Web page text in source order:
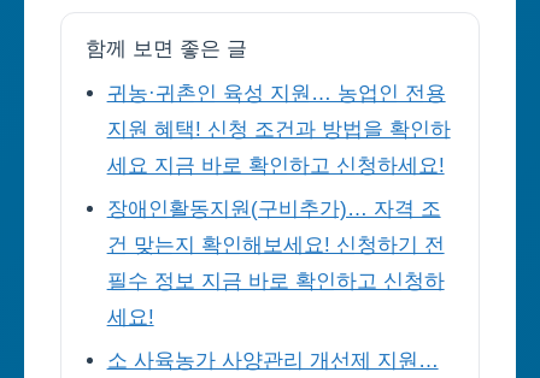
함께 보면 좋은 글
귀농·귀촌인 육성 지원… 농업인 전용
지원 혜택! 신청 조건과 방법을 확인하
세요 지금 바로 확인하고 신청하세요!
장애인활동지원(구비추가)… 자격 조
건 맞는지 확인해보세요! 신청하기 전
필수 정보 지금 바로 확인하고 신청하
세요!
소 사육농가 사양관리 개선제 지원…